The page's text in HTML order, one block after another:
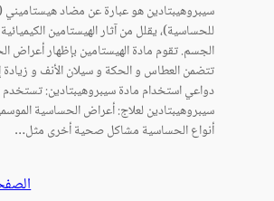
سيبروهيبتادين هو عبارة عن مضاد
للحساسية)، يقلل من آثار الهيستامين
الجسم. تقوم مادة الهيستامين بإظهار أعراض
تتضمن العطاس و الحكة و سيلان الأنف و زيادة
دواعي استخدام مادة سيبروهيبتادين: تستخدم
سيبروهيبتادين لعلاج: أعراض الحساسية
أنواع الحساسية مشاكل صحية أخرى مثل…